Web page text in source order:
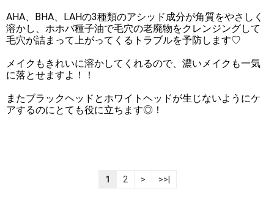
AHA、BHA、LAHの3種類のアシッド成分が角質をやさしく
溶かし、ホホバ種子油で毛穴の老廃物をクレンジングして
毛穴が詰まって上がってくるトラブルを予防します♡
メイクもきれいに溶かしてくれるので、濃いメイクも一気
に落とせますよ！！
またブラックヘッドとホワイトヘッドが生じないようにケ
アするのにとても役に立ちます◎！
1 2 > >>|